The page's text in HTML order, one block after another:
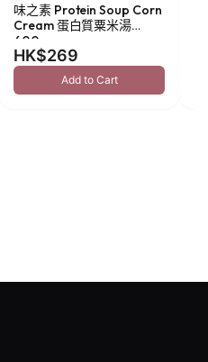
味之素 Protein Soup Corn
Cream 蛋白質粟米湯
600g
HK$269
Add to Cart